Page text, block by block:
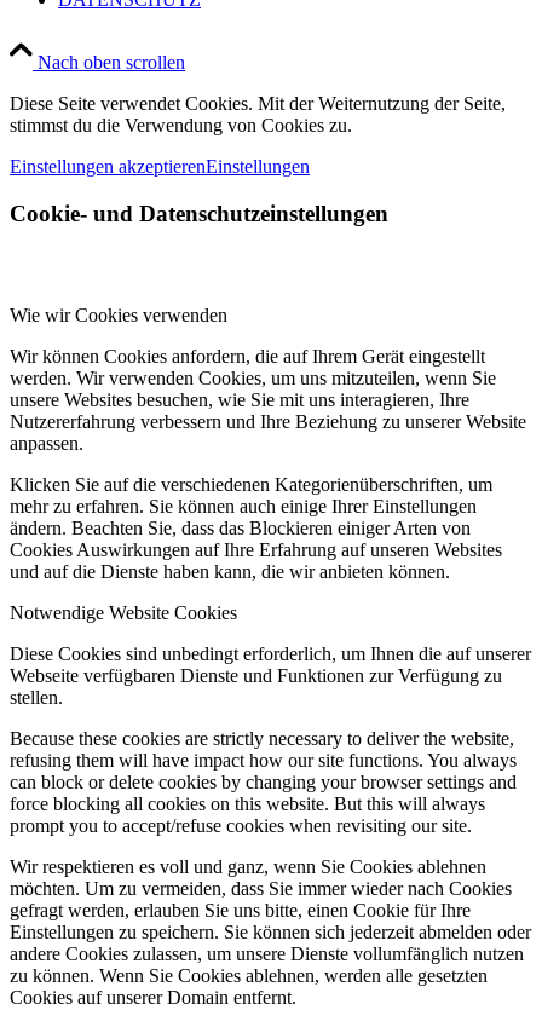
Nach oben scrollen
Diese Seite verwendet Cookies. Mit der Weiternutzung der Seite,
stimmst du die Verwendung von Cookies zu.
Einstellungen akzeptierenEinstellungen
Cookie- und Datenschutzeinstellungen
Wie wir Cookies verwenden
Wir können Cookies anfordern, die auf Ihrem Gerät eingestellt
werden. Wir verwenden Cookies, um uns mitzuteilen, wenn Sie
unsere Websites besuchen, wie Sie mit uns interagieren, Ihre
Nutzererfahrung verbessern und Ihre Beziehung zu unserer Website
anpassen.
Klicken Sie auf die verschiedenen Kategorienüberschriften, um
mehr zu erfahren. Sie können auch einige Ihrer Einstellungen
ändern. Beachten Sie, dass das Blockieren einiger Arten von
Cookies Auswirkungen auf Ihre Erfahrung auf unseren Websites
und auf die Dienste haben kann, die wir anbieten können.
Notwendige Website Cookies
Diese Cookies sind unbedingt erforderlich, um Ihnen die auf unserer
Webseite verfügbaren Dienste und Funktionen zur Verfügung zu
stellen.
Because these cookies are strictly necessary to deliver the website,
refusing them will have impact how our site functions. You always
can block or delete cookies by changing your browser settings and
force blocking all cookies on this website. But this will always
prompt you to accept/refuse cookies when revisiting our site.
Wir respektieren es voll und ganz, wenn Sie Cookies ablehnen
möchten. Um zu vermeiden, dass Sie immer wieder nach Cookies
gefragt werden, erlauben Sie uns bitte, einen Cookie für Ihre
Einstellungen zu speichern. Sie können sich jederzeit abmelden oder
andere Cookies zulassen, um unsere Dienste vollumfänglich nutzen
zu können. Wenn Sie Cookies ablehnen, werden alle gesetzten
Cookies auf unserer Domain entfernt.